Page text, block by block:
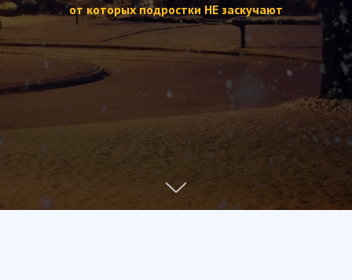
от которых подростки НЕ заскучают